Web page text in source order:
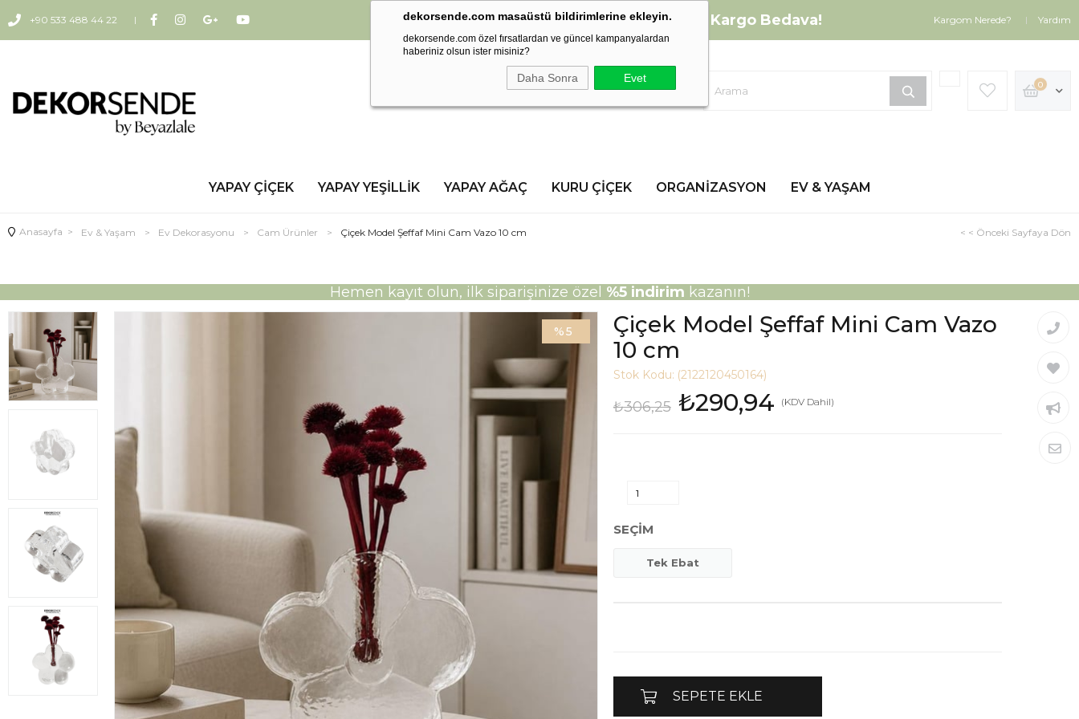
dekorsende.com masaüstü bildirimlerine ekleyin.
dekorsende.com özel fırsatlardan ve güncel kampanyalardan
haberiniz olsun ister misiniz?
Daha Sonra Evet
+90 533 488 44 22 2000 TL ve üzeri alışverişlerinizde Kargo Bedava! Yardım
Kargom Nerede?
0
YAPAY ÇIÇEK YAPAY YEŞILLIK YAPAY AĞAÇ KURU ÇIÇEK ORGANIZASYON EV & YAŞAM
Anasayfa > Ev & Yaşam > Ev Dekorasyonu > Cam Ürünler > Çiçek Model Şeffaf Mini Cam Vazo 10 cm < < Önceki Sayfaya Dön
Hemen kayıt olun, ilk siparişinize özel %5 indirim kazanın!
5
Çiçek Model Şeffaf Mini Cam Vazo
10 cm
Stok Kodu: (2122120450164)
₺306,25 ₺290,94 (KDV Dahil)
SEÇIM
Tek Ebat